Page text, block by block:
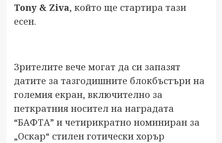
Tony & Ziva, който ще стартира тази
есен.
Зрителите вече могат да си запазят
датите за тазгодишните блокбъстъри на
големия екран, включително за
петкратния носител на наградата
“БАФТА” и четирикратно номиниран за
„Оскар“ стилен готически хорър